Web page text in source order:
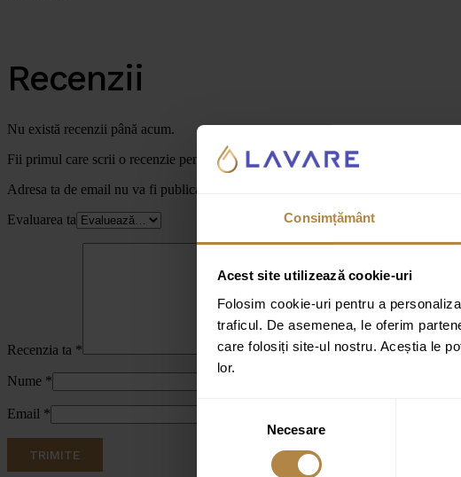
Consimțământ
Acest site utilizează cookie-uri
Folosim cookie-uri pentru a
traficul. De asemenea, le oferim
care folosiți site-ul nostru. Aceștia le
lor.
Selecția
consimțământului
Necesare
Recenzii
Nu există recenzii până acum.
Fii primul care scrii o recenzie pentru „Cadita de dus patrata Invena Alvero 80×80
Adresa ta de email nu va fi publicată.
Evaluarea ta
Recenzia ta *
Nume *
Email *